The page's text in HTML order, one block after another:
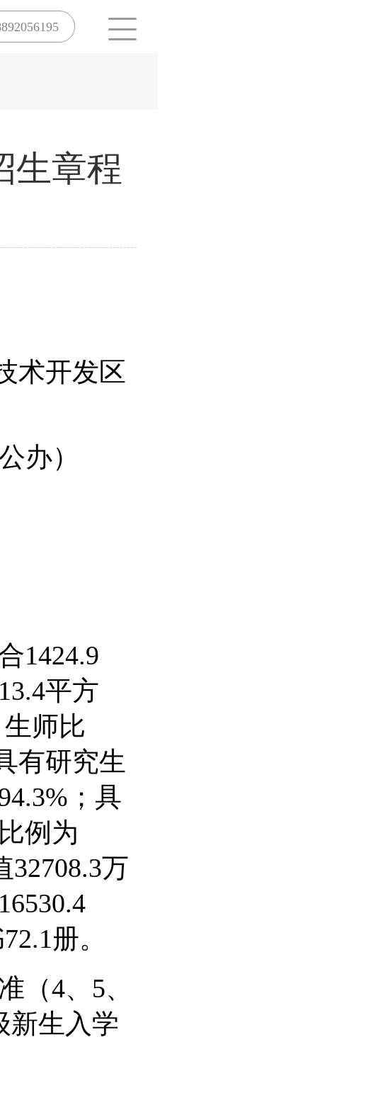
生章程
术开发区
办）
1424.9
平方
师比
有研究生
；具
例为
32708.3万
册。
（4、5、
新生入学